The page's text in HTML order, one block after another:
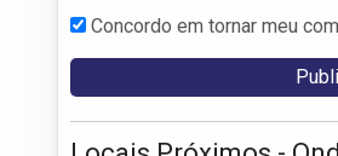
Concordo em tornar meu